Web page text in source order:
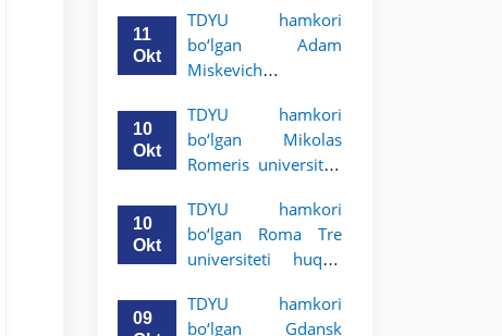
uchun akademik
mobillik dasturini
e’lon qildi
11
Okt
TDYU hamkori
bo‘lgan Adam
Miskevich
bosqich talabalari
uchun akademik
mobillik dasturini
10
Okt
TDYU hamkori
bo‘lgan Mikolas
Romeris universiteti
uchun akademik
mobillik dasturini
e’lon qildi
10
Okt
TDYU hamkori
bo‘lgan Roma Tre
universiteti huquq
talabalari uchun
09
TDYU hamkori
bo‘lgan Gdansk